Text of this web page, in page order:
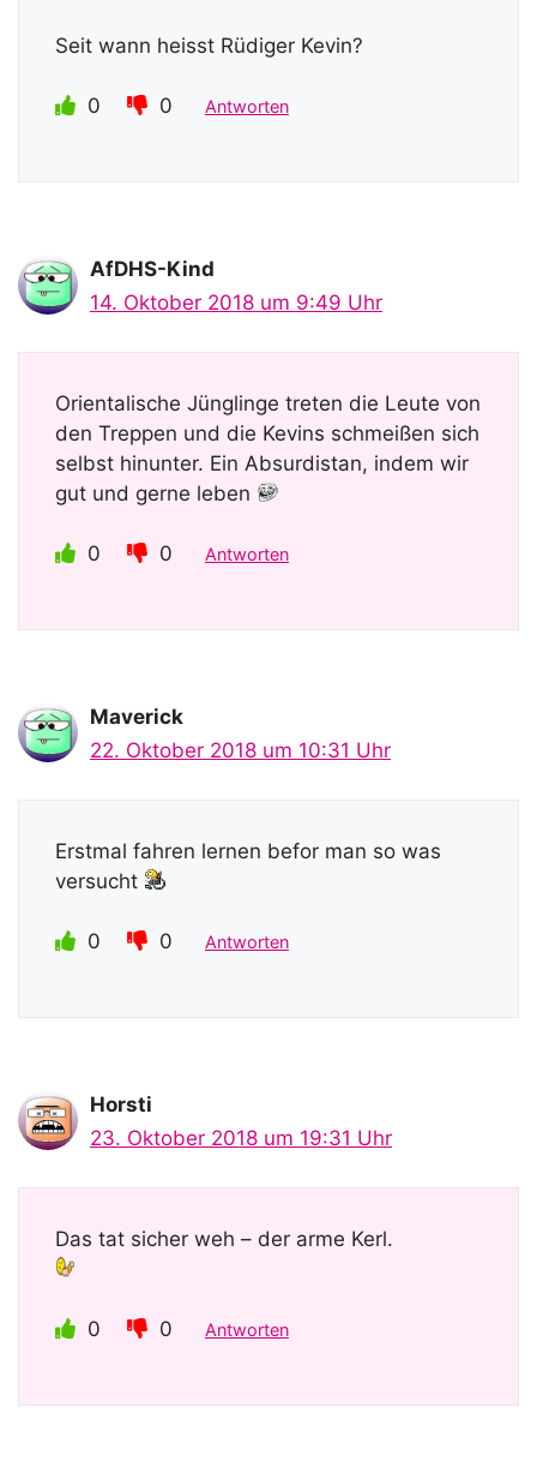
Seit wann heisst Rüdiger Kevin?
0 0 Antworten
AfDHS-Kind
14. Oktober 2018 um 9:49 Uhr
Orientalische Jünglinge treten die Leute von
den Treppen und die Kevins schmeißen sich
selbst hinunter. Ein Absurdistan, indem wir
gut und gerne leben
0 0 Antworten
Maverick
22. Oktober 2018 um 10:31 Uhr
Erstmal fahren lernen befor man so was
versucht
0 0 Antworten
Horsti
23. Oktober 2018 um 19:31 Uhr
Das tat sicher weh – der arme Kerl.
0 0 Antworten